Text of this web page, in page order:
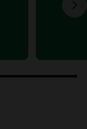
registro de
alimentaria